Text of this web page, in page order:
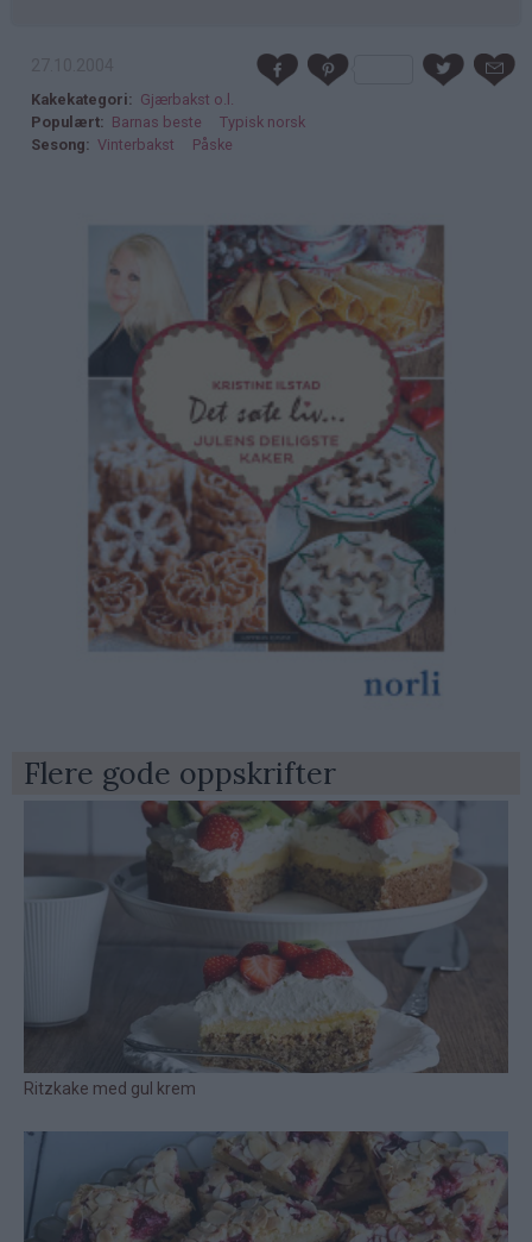
Kakekategori
Gjærbakst o.l.
Populært
Barnas beste
Typisk norsk
Sesong
Vinterbakst Påske